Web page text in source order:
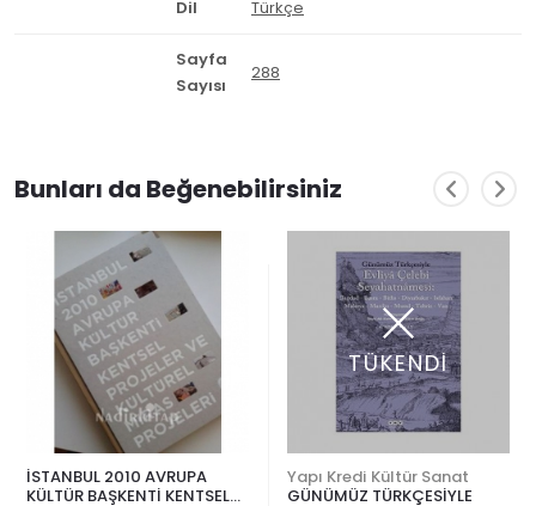
Dil Türkçe
Sayfa
Sayısı
288
Bunları da Beğenebilirsiniz
İSTANBUL 2010 AVRUPA
KÜLTÜR BAŞKENTİ KENTSEL
TÜKENDİ
Yapı Kredi Kültür Sanat
GÜNÜMÜZ TÜRKÇESİYLE